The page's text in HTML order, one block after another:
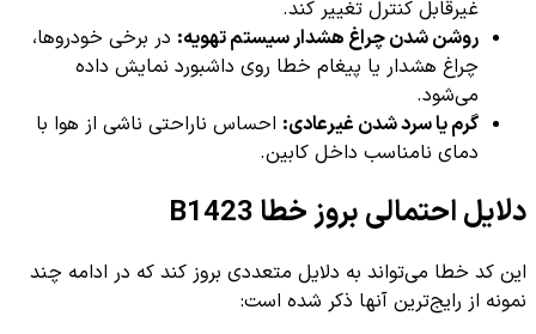
غیرقابل کنترل تغییر کند.
روشن شدن چراغ هشدار سیستم تهویه: در برخی خودروها،
چراغ هشدار یا پیغام خطا روی داشبورد نمایش داده
می‌شود.
گرم یا سرد شدن غیرعادی: احساس ناراحتی ناشی از هوا با
دمای نامناسب داخل کابین.
دلایل احتمالی بروز خطا B1423
این کد خطا می‌تواند به دلایل متعددی بروز کند که در ادامه چند
نمونه از رایج‌ترین آنها ذکر شده است: